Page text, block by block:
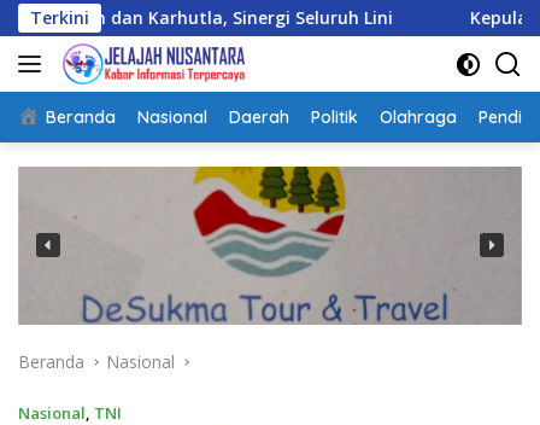
Langsung
ke
konten
Terkini
Karhutla, Sinergi Seluruh Lini Kepulangan Satgas
Beranda Nasional Daerah Politik Olahraga
Beranda Nasional
Nasional, TNI